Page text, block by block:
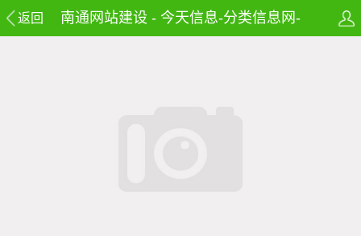
返回 南通网站建设 - 今天信息-分类信息网-